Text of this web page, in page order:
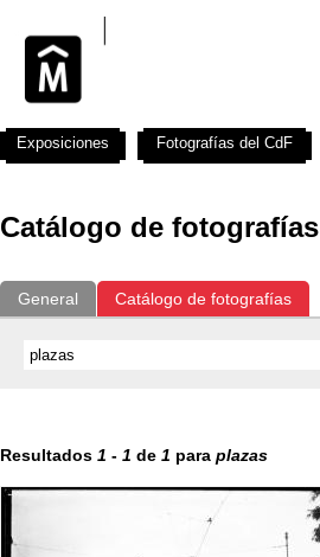
Catálogo de fotografías
General Catálogo de fotografías
Resultados 1 - 1 de 1 para plazas
Exposiciones Fotografías del CdF